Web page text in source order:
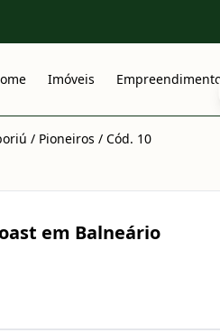
Imóveis Empreendimentos
/ Pioneiros / Cód. 10
em Balneário